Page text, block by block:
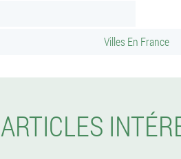
Villes En France
ARTICLES